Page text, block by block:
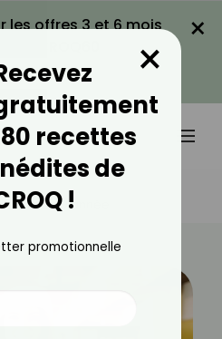
les offres 3 et 6 mois
LA PROMO
×
De Fin D'année
recettes
de
!
×
promotionnelle